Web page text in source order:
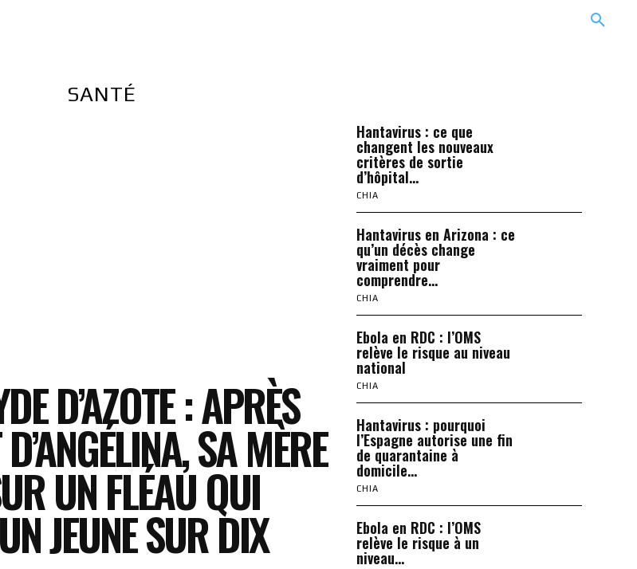
MORE
SANTÉ
D’AZOTE : APRÈS
SA MÈRE
UN FLÉAU QUI
JEUNE SUR DIX
Hantavirus : ce que
changent les nouveaux
critères de sortie
d’hôpital...
CHIA
Hantavirus en Arizona : ce
qu’un décès change
vraiment pour
comprendre...
CHIA
Ebola en RDC : l’OMS
relève le risque au niveau
national
CHIA
Hantavirus : pourquoi
l’Espagne autorise une fin
de quarantaine à
domicile...
CHIA
Ebola en RDC : l’OMS
relève le risque à un
niveau...